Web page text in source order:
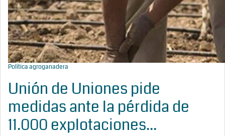
Política agroganadera
Unión de Uniones pide
medidas ante la pérdida de
11.000 explotaciones...